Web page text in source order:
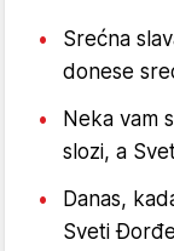
Srećna
donese
Neka vam
slozi, a
Danas,
Sveti